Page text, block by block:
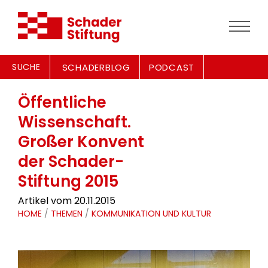
SUCHE SCHADERBLOG PODCAST
Öffentliche
Wissenschaft.
Großer Konvent
der Schader-
Stiftung 2015
Artikel vom 20.11.2015
HOME / THEMEN / KOMMUNIKATION UND KULTUR